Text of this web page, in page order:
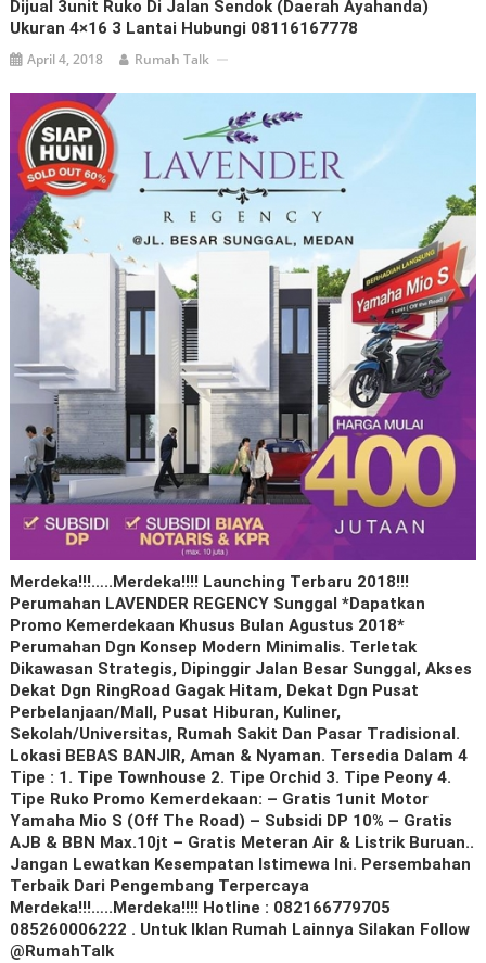
Dijual 3unit Ruko Di Jalan Sendok (daerah Ayahanda)
Ukuran 4×16 3 Lantai Hubungi 08116167778
April 4, 2018 Rumah Talk
Merdeka!!!…..Merdeka!!!! Launching Terbaru 2018!!!
Perumahan LAVENDER REGENCY Sunggal *Dapatkan
Promo Kemerdekaan Khusus Bulan Agustus 2018*
Perumahan Dgn Konsep Modern Minimalis. Terletak
Dikawasan Strategis, Dipinggir Jalan Besar Sunggal, Akses
Dekat Dgn RingRoad Gagak Hitam, Dekat Dgn Pusat
Perbelanjaan/mall, Pusat Hiburan, Kuliner,
Sekolah/universitas, Rumah Sakit Dan Pasar Tradisional.
Lokasi BEBAS BANJIR, Aman & Nyaman. Tersedia Dalam 4
Tipe : 1. Tipe Townhouse 2. Tipe Orchid 3. Tipe Peony 4.
Tipe Ruko Promo Kemerdekaan: – Gratis 1unit Motor
Yamaha Mio S (off The Road) – Subsidi DP 10% – Gratis
AJB & BBN Max.10jt – Gratis Meteran Air & Listrik Buruan..
Jangan Lewatkan Kesempatan Istimewa Ini. Persembahan
Terbaik Dari Pengembang Terpercaya
Merdeka!!!…..Merdeka!!!! Hotline : 082166779705
085260006222 . Untuk Iklan Rumah Lainnya Silakan Follow
@RumahTalk